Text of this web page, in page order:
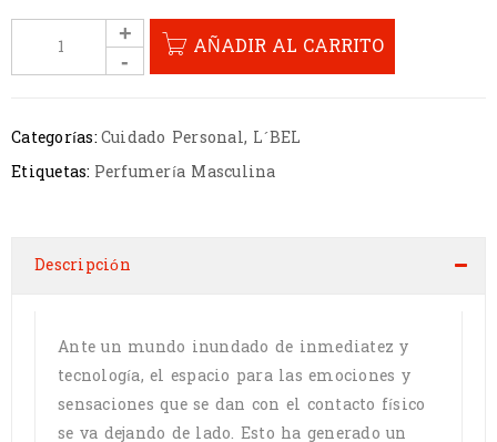
AÑADIR AL CARRITO
Categorías:Cuidado Personal, L´BEL
Etiquetas: Perfumería Masculina
Descripción
Ante un mundo inundado de inmediatez y
tecnología, el espacio para las emociones y
sensaciones que se dan con el contacto físico
se va dejando de lado. Esto ha generado un